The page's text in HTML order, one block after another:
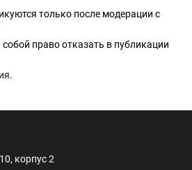
только после модерации с
право отказать в публикации
.
корпус 2